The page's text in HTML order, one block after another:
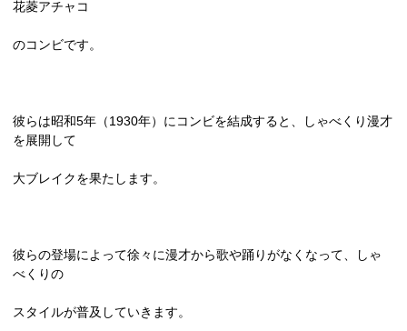
花菱アチャコ
のコンビです。
彼らは昭和5年（1930年）にコンビを結成すると、しゃべくり漫才
を展開して
大ブレイクを果たします。
彼らの登場によって徐々に漫才から歌や踊りがなくなって、しゃ
べくりの
スタイルが普及していきます。